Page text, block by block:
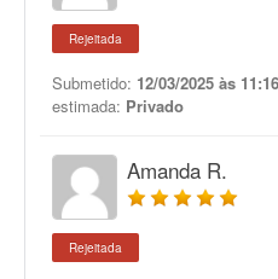
Rejeitada
Submetido: 12/03/2025 às 11:16
estimada: Privado
Amanda R.
Rejeitada